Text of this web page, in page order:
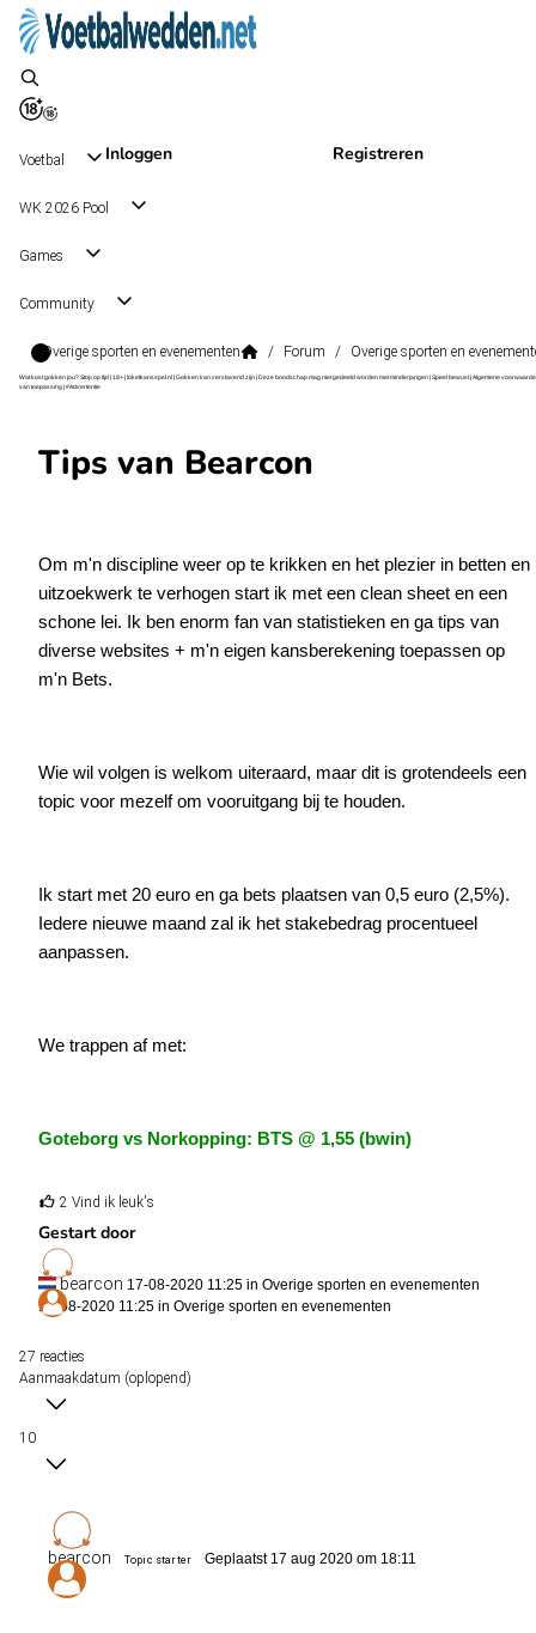
Inloggen Registreren
Voetbal
WK 2026 Pool
Games
Community
Overige sporten en evenementen / Forum / Overige sporten en
Wat kost gokken jou? Stop op tijd | 18+ | loketkansspel.nl | Gokken kan verslavend zijn | Deze boodschap mag niet gedeeld worden met minderjarigen | Speel bewust | Algemene
van toepassing | #Advertentie
Tips van Bearcon
Om m'n discipline weer op te krikken en het plezier in betten en
uitzoekwerk te verhogen start ik met een clean sheet en een
schone lei. Ik ben enorm fan van statistieken en ga tips van
diverse websites + m'n eigen kansberekening toepassen op
m'n Bets.
Wie wil volgen is welkom uiteraard, maar dit is grotendeels een
topic voor mezelf om vooruitgang bij te houden.
Ik start met 20 euro en ga bets plaatsen van 0,5 euro (2,5%).
Iedere nieuwe maand zal ik het stakebedrag procentueel
aanpassen.
We trappen af met:
Goteborg vs Norkopping: BTS @ 1,55 (bwin)
2 Vind ik leuk's
Gestart door
bearcon 17-08-2020 11:25 in Overige sporten en evenementen
17-08-2020 11:25 in Overige sporten en evenementen
27 reacties
Aanmaakdatum (oplopend)
10
bearcon Topic starter Geplaatst 17 aug 2020 om 18:11